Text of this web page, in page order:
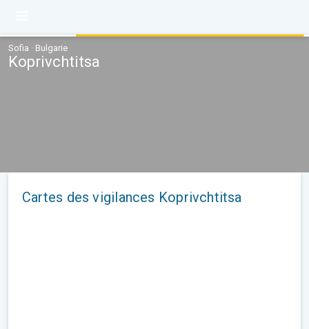
Sofia · Bulgarie
Koprivchtitsa
Cartes des vigilances Koprivchtitsa